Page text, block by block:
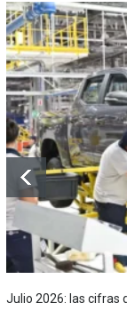
Julio 2026: las cifras